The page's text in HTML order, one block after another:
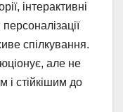
інтерактивні
спілкування.
але не
і стійкішим до